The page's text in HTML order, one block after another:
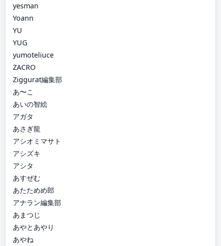
yesman
Yoann
YU
YUG
yumoteliuce
ZACRO
Ziggurat編集部
あ〜こ
あいの智絵
アガタ
あさぎ龍
アシオミマサト
アシズキ
アシタ
あすぜむ
あたためめ郎
アナラン編集部
あまつじ
あやとあやり
あやね